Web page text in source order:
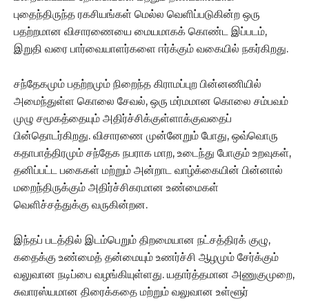
புதைந்திருந்த ரகசியங்கள் மெல்ல வெளிப்படுகின்ற ஒரு
பதற்றமான விசாரணையை மையமாகக் கொண்ட இப்படம்,
இறுதி வரை பார்வையாளர்களை ஈர்க்கும் வகையில் நகர்கிறது.
சந்தேகமும் பதற்றமும் நிறைந்த கிராமப்புற பின்னணியில்
அமைந்துள்ள கொலை சேவல், ஒரு மர்மமான கொலை சம்பவம்
முழு சமூகத்தையும் அதிர்ச்சிக்குள்ளாக்குவதைப்
பின்தொடர்கிறது. விசாரணை முன்னேறும் போது, ஒவ்வொரு
கதாபாத்திரமும் சந்தேக நபராக மாற, உடைந்து போகும் உறவுகள்,
தனிப்பட்ட பகைகள் மற்றும் அன்றாட வாழ்க்கையின் பின்னால்
மறைந்திருக்கும் அதிர்ச்சிகரமான உண்மைகள்
வெளிச்சத்துக்கு வருகின்றன.
இந்தப் படத்தில் இடம்பெறும் திறமையான நட்சத்திரக் குழு,
கதைக்கு உண்மைத் தன்மையும் உணர்ச்சி ஆழமும் சேர்க்கும்
வலுவான நடிப்பை வழங்கியுள்ளது. யதார்த்தமான அணுகுமுறை,
சுவாரஸ்யமான திரைக்கதை மற்றும் வலுவான உள்ளூர்